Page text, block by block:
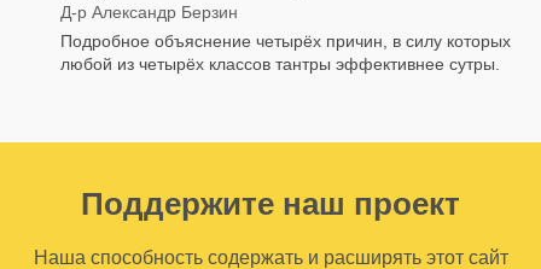
Д-р Александр Берзин
Подробное объяснение четырёх причин, в силу которых
любой из четырёх классов тантры эффективнее сутры.
Поддержите наш проект
Наша способность содержать и расширять этот сайт